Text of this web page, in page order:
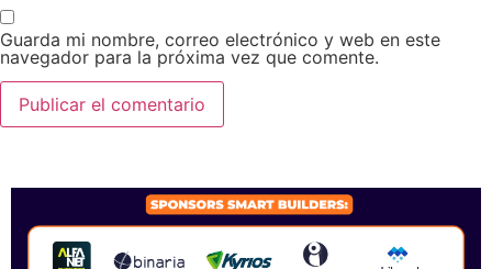
Guarda mi nombre, correo electrónico y web en este
navegador para la próxima vez que comente.